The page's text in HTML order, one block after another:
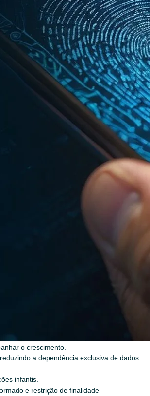
faciais e até o tom da voz sofrem mudanças
estáveis, podem perder precisão em
mudam somente em escala.
como é complicado: dedos minúsculos, pele
facial, já que os pequenos raramente ficam
uma taxa maior de erros.
não estão aparentes em muitos casos,
o sensores de contato.
de Dados (LGPD), informações biométricas são
condições de dar consentimento por conta
está realmente protegida.
o crescimento.
a dependência exclusiva de dados
infantis.
e restrição de finalidade.